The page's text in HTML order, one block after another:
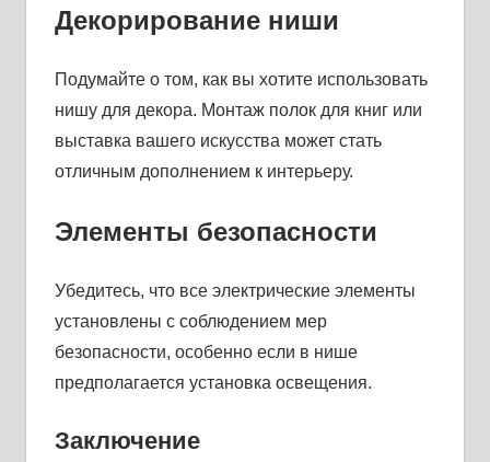
Декорирование ниши
Подумайте о том, как вы хотите использовать
нишу для декора. Монтаж полок для книг или
выставка вашего искусства может стать
отличным дополнением к интерьеру.
Элементы безопасности
Убедитесь, что все электрические элементы
установлены с соблюдением мер
безопасности, особенно если в нише
предполагается установка освещения.
Заключение